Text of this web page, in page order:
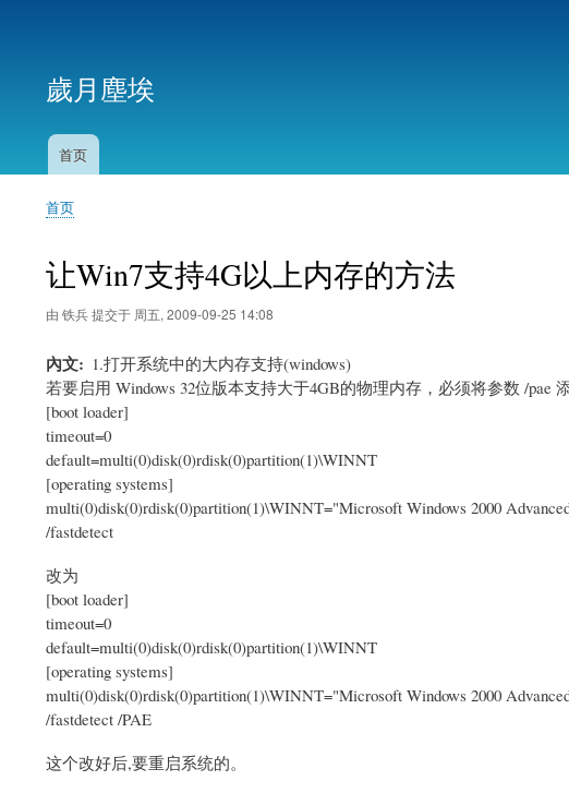
歲月塵埃
航
首页
面
屑
首页
让Win7支持4G以上内存的方法
由 铁兵提交于 周五, 2009-09-25 14:08
內文
1.打开系统中的大内存支持(windows)
若要启用 Windows 32位版本支持大于4GB的物理内存，必须将参数 /pae
[boot loader]
timeout=0
default=multi(0)disk(0)rdisk(0)partition(1)\WINNT
[operating systems]
multi(0)disk(0)rdisk(0)partition(1)\WINNT="Microsoft Windows 2000
/fastdetect
改为
[boot loader]
timeout=0
default=multi(0)disk(0)rdisk(0)partition(1)\WINNT
[operating systems]
multi(0)disk(0)rdisk(0)partition(1)\WINNT="Microsoft Windows 2000
/fastdetect /PAE
这个改好后,要重启系统的。